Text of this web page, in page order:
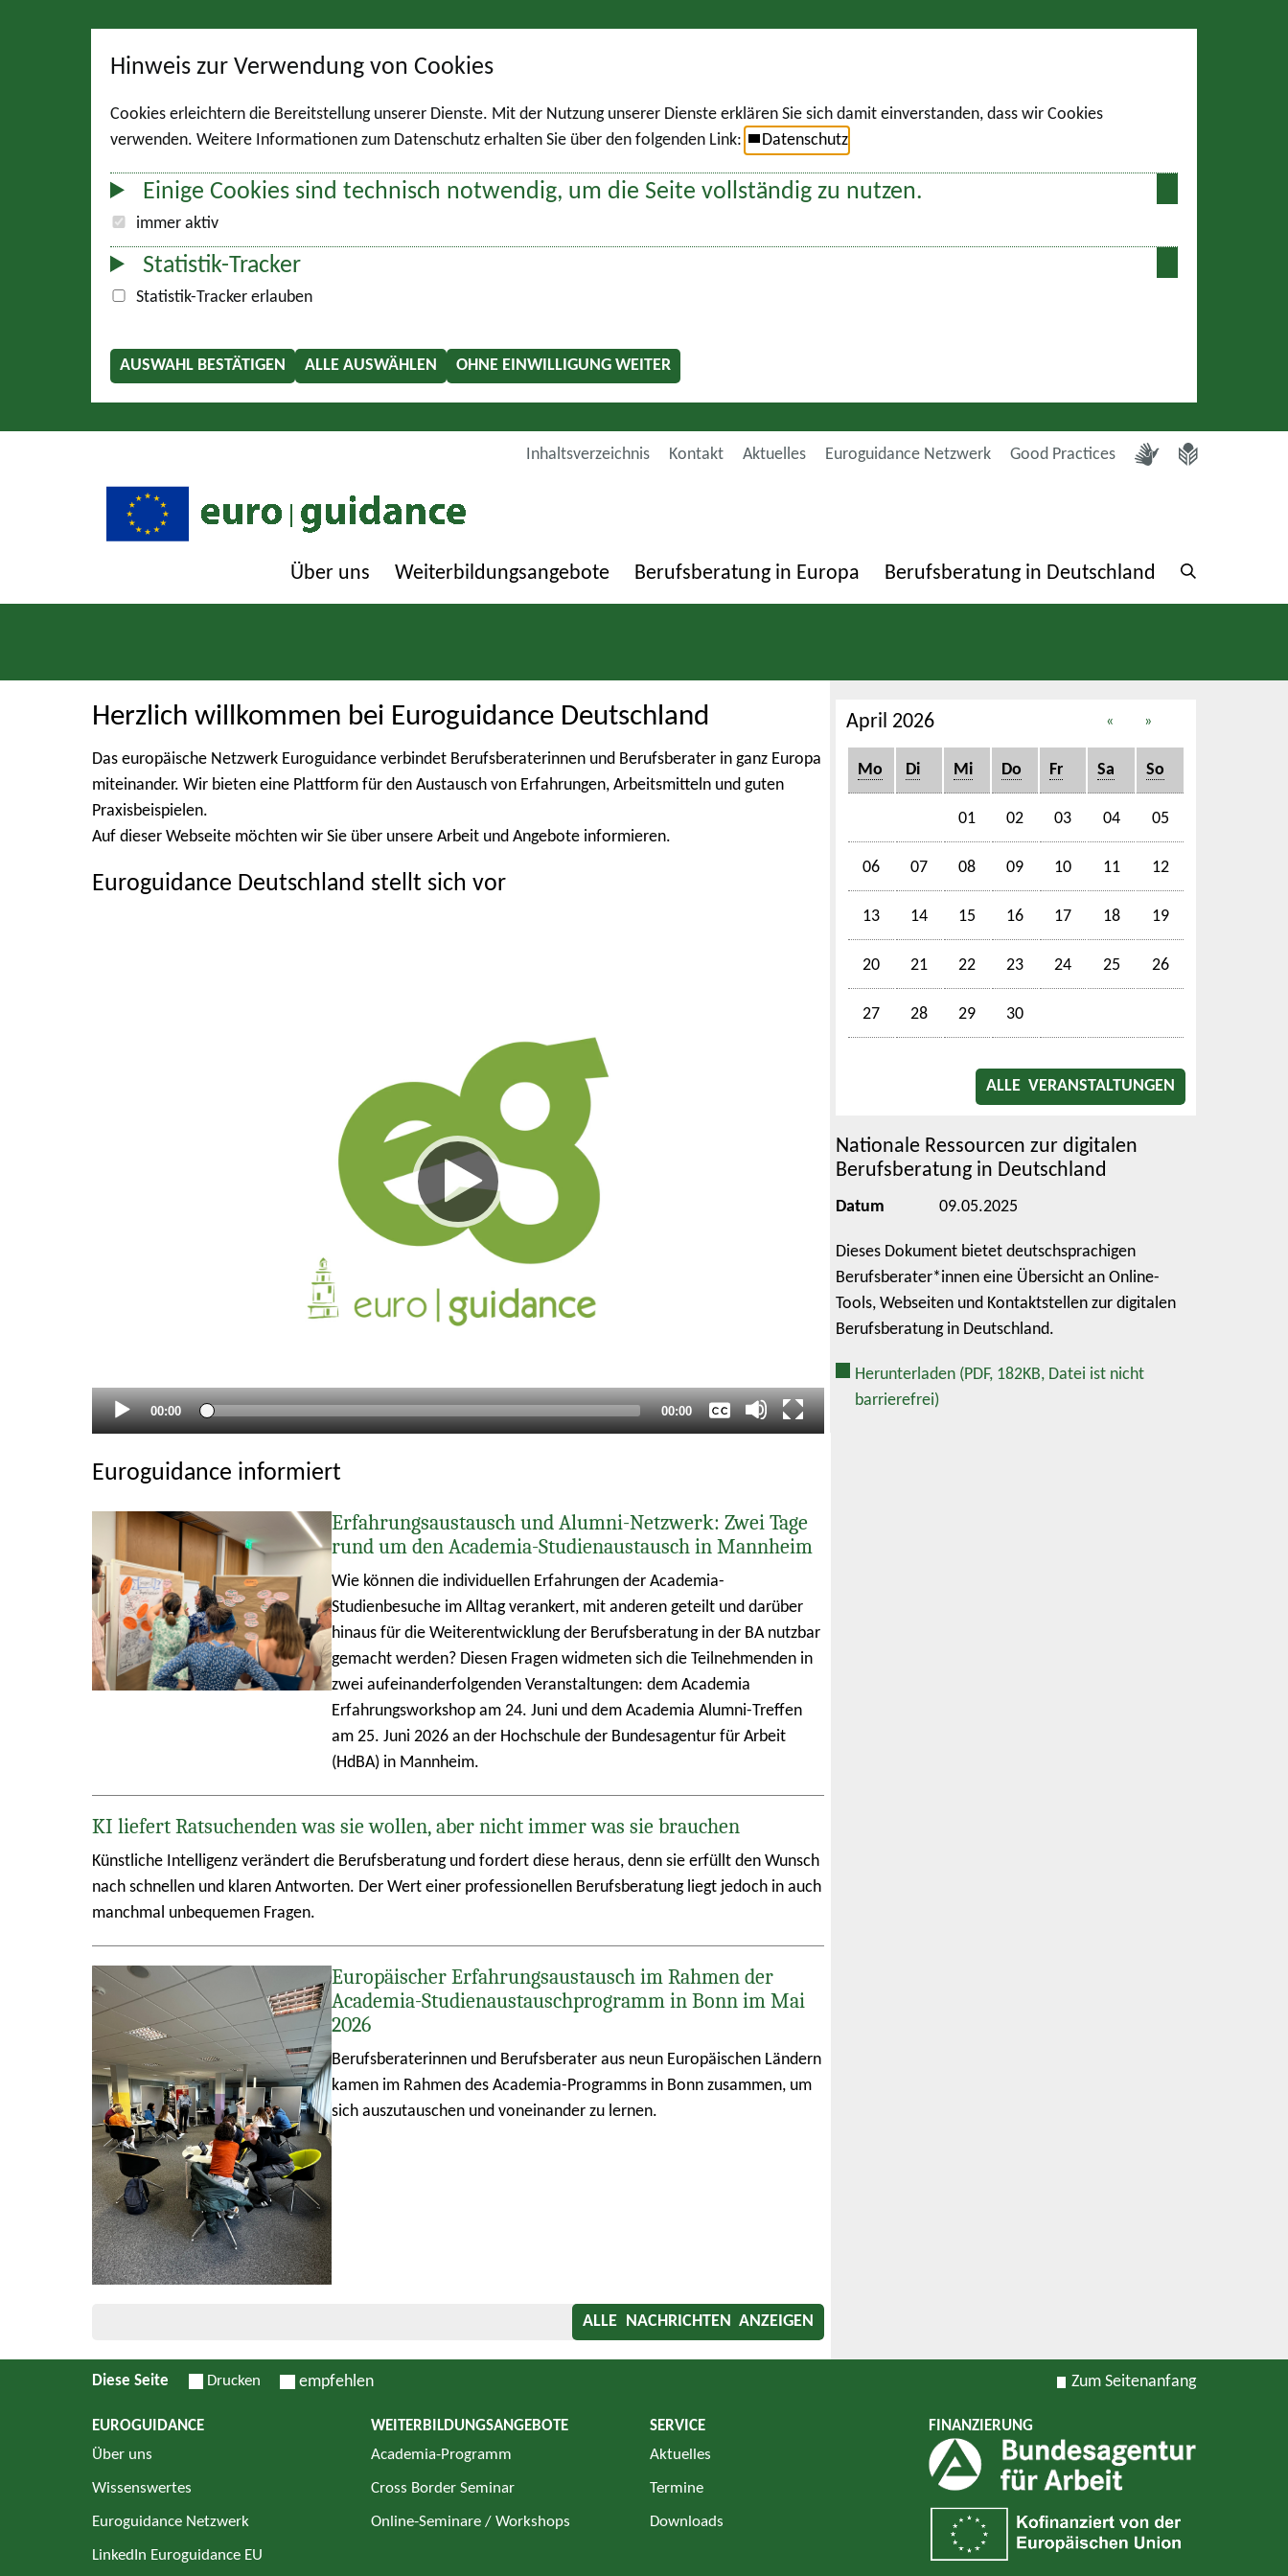
Hinweis zur Verwendung von Cookies
Cookies erleichtern die Bereitstellung unserer Dienste. Mit der Nutzung unserer Dienste erklären Sie sich damit einverstanden, dass wir Cookies
verwenden. Weitere Informationen zum Datenschutz erhalten Sie über den folgenden Link:
Datenschutz
Einige Cookies sind technisch notwendig, um die Seite vollständig zu nutzen.
immer aktiv
Statistik-Tracker
Statistik-Tracker erlauben
AUSWAHL BESTÄTIGEN ALLE AUSWÄHLEN OHNE EINWILLIGUNG WEITER
Inhaltsverzeichnis Kontakt Aktuelles Euroguidance Netzwerk Good Practices
Über uns Weiterbildungsangebote Berufsberatung in Europa Berufsberatung in Deutschland
Herzlich willkommen bei Euroguidance Deutschland
Das europäische Netzwerk Euroguidance verbindet Berufsberaterinnen und Berufsberater in ganz Europa
miteinander. Wir bieten eine Plattform für den Austausch von Erfahrungen, Arbeitsmitteln und guten
Praxisbeispielen.
Auf dieser Webseite möchten wir Sie über unsere Arbeit und Angebote informieren.
Euroguidance Deutschland stellt sich vor
Aktueller
Zeitpunkt
00:00 Gesamtlaufzeit
00:00
Euroguidance informiert
Erfahrungsaustausch und Alumni-Netzwerk: Zwei Tage
rund um den Academia-Studienaustausch in Mannheim
Wie können die individuellen Erfahrungen der Academia-
Studienbesuche im Alltag verankert, mit anderen geteilt und darüber
hinaus für die Weiterentwicklung der Berufsberatung in der BA nutzbar
gemacht werden? Diesen Fragen widmeten sich die Teilnehmenden in
zwei aufeinanderfolgenden Veranstaltungen: dem Academia
Erfahrungsworkshop am 24. Juni und dem Academia Alumni-Treffen
am 25. Juni 2026 an der Hochschule der Bundesagentur für Arbeit
(HdBA) in Mannheim.
KI liefert Ratsuchenden was sie wollen, aber nicht immer was sie brauchen
Künstliche Intelligenz verändert die Berufsberatung und fordert diese heraus, denn sie erfüllt den Wunsch
nach schnellen und klaren Antworten. Der Wert einer professionellen Berufsberatung liegt jedoch in auch
manchmal unbequemen Fragen.
Europäischer Erfahrungsaustausch im Rahmen der
Academia-Studienaustauschprogramm in Bonn im Mai
2026
Berufsberaterinnen und Berufsberater aus neun Europäischen Ländern
kamen im Rahmen des Academia-Programms in Bonn zusammen, um
sich auszutauschen und voneinander zu lernen.
ALLE NACHRICHTEN ANZEIGEN
April 2026 « »
Mo Di Mi Do Fr Sa So
01 02 03 04 05
06 07 08 09 10 11 12
13 14 15 16 17 18 19
20 21 22 23 24 25 26
27 28 29 30
ALLE VERANSTALTUNGEN
Nationale Ressourcen zur digitalen
Berufsberatung in Deutschland
Datum 09.05.2025
Dieses Dokument bietet deutschsprachigen
Berufsberater*innen eine Übersicht an Online-
Tools, Webseiten und Kontaktstellen zur digitalen
Berufsberatung in Deutschland.
Herunterladen (PDF, 182KB, Datei ist nicht
barrierefrei)
Diese Seite Drucken empfehlen Zum Seitenanfang
EUROGUIDANCE
Über uns
Wissenswertes
Euroguidance Netzwerk
LinkedIn Euroguidance EU
WEITERBILDUNGSANGEBOTE
Academia-Programm
Cross Border Seminar
Online-Seminare / Workshops
SERVICE
Aktuelles
Termine
Downloads
FINANZIERUNG